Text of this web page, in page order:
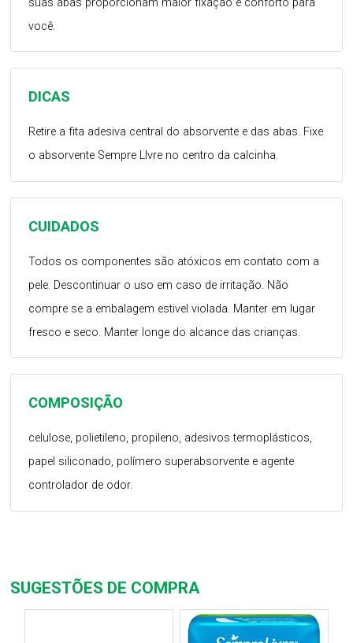
COMPOSIÇÃO
celulose, polietileno, propileno, adesivos termoplásticos,
papel siliconado, polímero superabsorvente e agente
controlador de odor.
CUIDADOS
Todos os componentes são atóxicos em contato com a
pele. Descontinuar o uso em caso de irritação. Não
compre se a embalagem estivel violada. Manter em lugar
fresco e seco. Manter longe do alcance das crianças.
DICAS
Retire a fita adesiva central do absorvente e das abas. Fixe
o absorvente Sempre LIvre no centro da calcinha.
suas abas proporcionam maior fixação e conforto para
você.
SUGESTÕES DE COMPRA